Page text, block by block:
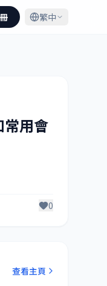
繁中
常用會
0
查看主頁